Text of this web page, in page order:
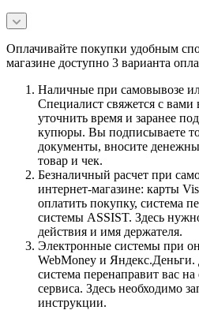
Оплачивайте покупки удобным
магазине доступно 3 варианта
Наличные при самовывозе
Специалист свяжется с вами
уточнить время и заранее
купюры. Вы подписываете
документы, вносите
товар и чек.
Безналичный расчет при
интернет-магазине: карты
оплатить покупку, система
системы ASSIST. Здесь
действия и имя держателя.
Электронные системы при
WebMoney и
система перенаправит вас
сервиса. Здесь необходимо
инструкции.